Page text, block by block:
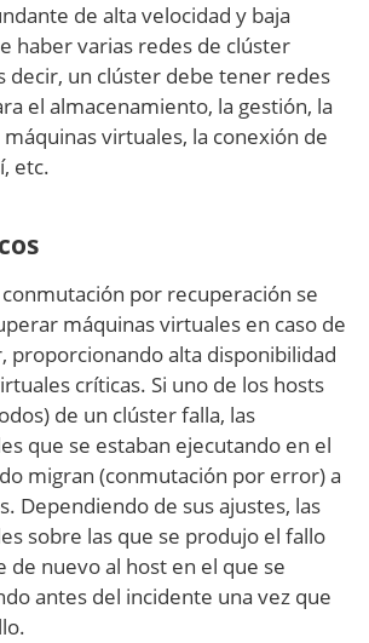
de alta velocidad y baja
haber varias redes de clúster
decir, un clúster debe tener redes
el almacenamiento, la gestión, la
virtuales, la conexión de
etc.
por recuperación se
máquinas virtuales en caso de
proporcionando alta disponibilidad
críticas. Si uno de los hosts
de un clúster falla, las
que se estaban ejecutando en el
migran (conmutación por error) a
Dependiendo de sus ajustes, las
sobre las que se produjo el fallo
de nuevo al host en el que se
antes del incidente una vez que